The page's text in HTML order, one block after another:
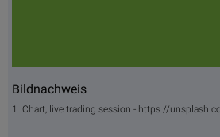
Bildnachweis
1. Chart, live trading session - https://